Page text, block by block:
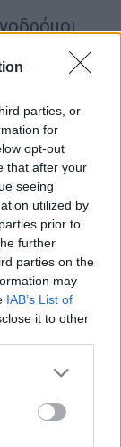
parties, or
for
opt-out
that after your
seeing
utilized by
prior to
further
parties on the
may
IAB’s List of
it to other
more Google
may click to
tags to
Google
Βερμίου
στις
του
νεαρός
αυτή
οι
του
και σκυλιά
σάρωση